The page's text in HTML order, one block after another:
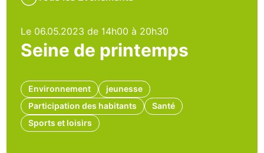
Le 06.05.2023 de 14h00 à 20h30
Seine de printemps
Environnement
jeunesse
Participation des habitants
Santé
Sports et loisirs